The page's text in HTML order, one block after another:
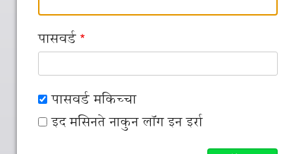
पासवर्ड
पासवर्ड मकिच्‍चा
इद मसिनते नाकुन लॉग इन इर्रा